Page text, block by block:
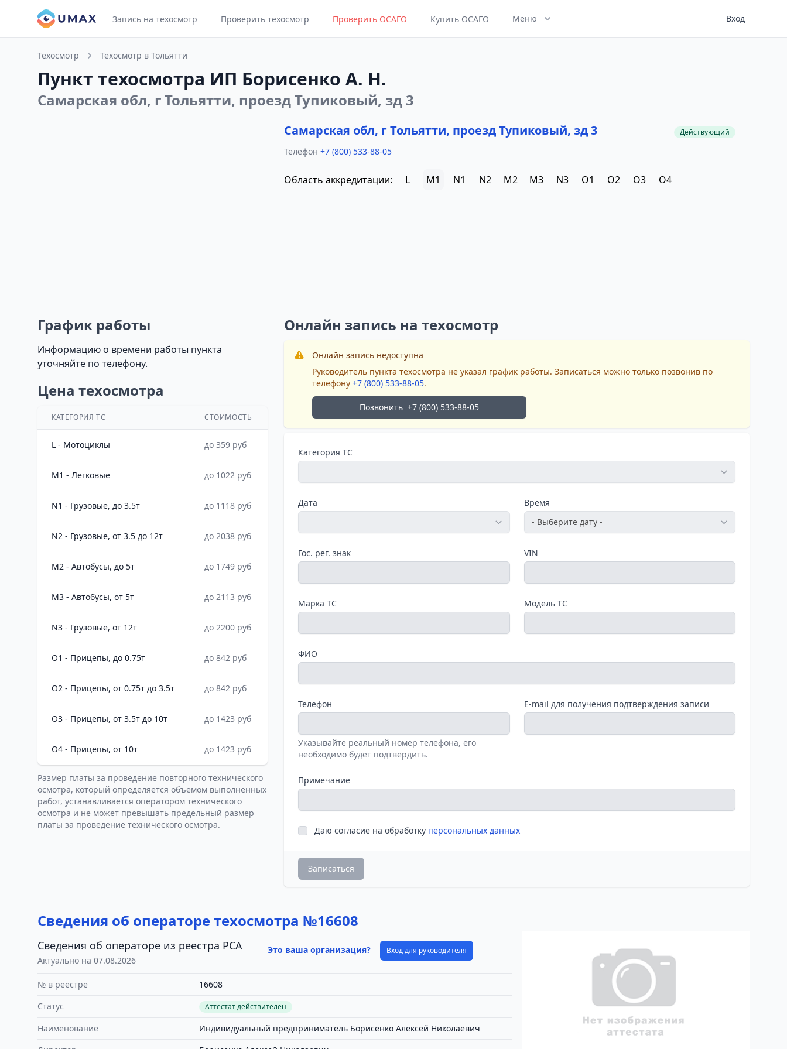
Запись на техосмотр Проверить техосмотр Проверить ОСАГО Купить ОСАГО Меню Вход
Техосмотр Техосмотр в Тольятти
Пункт техосмотра ИП Борисенко А. Н.
Самарская обл, г Тольятти, проезд Тупиковый, зд 3
Самарская обл, г Тольятти, проезд Тупиковый, зд 3 Действующий
Телефон +7 (800) 533-88-05
Область аккредитации: L M1 N1 N2 M2 M3 N3 O1 O2 O3 O4
График работы
Информацию о времени работы пункта
уточняйте по телефону.
Цена техосмотра
КАТЕГОРИЯ ТС СТОИМОСТЬ
L - Мотоциклы до 359 руб
M1 - Легковые до 1022 руб
N1 - Грузовые, до 3.5т до 1118 руб
N2 - Грузовые, от 3.5 до 12т до 2038 руб
M2 - Автобусы, до 5т до 1749 руб
M3 - Автобусы, от 5т до 2113 руб
N3 - Грузовые, от 12т до 2200 руб
O1 - Прицепы, до 0.75т до 842 руб
O2 - Прицепы, от 0.75т до 3.5т до 842 руб
O3 - Прицепы, от 3.5т до 10т до 1423 руб
O4 - Прицепы, от 10т до 1423 руб
Размер платы за проведение повторного технического
осмотра, который определяется объемом выполненных
работ, устанавливается оператором технического
осмотра и не может превышать предельный размер
платы за проведение технического осмотра.
Онлайн запись на техосмотр
Онлайн запись недоступна
Руководитель пункта техосмотра не указал график работы. Записаться можно только позвонив по
телефону+7 (800) 533-88-05.
Позвонить +7 (800) 533-88-05
Категория ТС
Дата Время
Гос. рег. знак VIN
Марка ТС Модель ТС
ФИО
Телефон
Указывайте реальный номер телефона, его
необходимо будет подтвердить.
E-mail для получения подтверждения записи
Примечание
Даю согласие на обработку персональных данных
Записаться
Сведения об операторе техосмотра №16608
Сведения об операторе из реестра РСА
Актуально на 07.08.2026
Это ваша организация? Вход для руководителя
№ в реестре
16608
Статус
Аттестат действителен
Наименование
Индивидуальный предприниматель Борисенко Алексей Николаевич